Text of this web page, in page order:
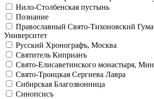
Нило-Столбенская пустынь
Познание
Православный Свято-Тихоновский
Университет
Русский Хронографъ, Москва
Святитель Киприанъ
Свято-Елисаветинского монастыря,
Свято-Троицкая Сергиева Лавра
Сибирская Благозвонница
Синопсисъ